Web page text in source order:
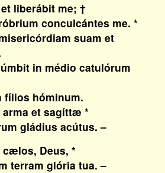
liberábit me; †
conculcántes me. *
suam et
in médio catulórum
hóminum.
et sagíttæ *
gládius acútus. –
Deus, *
terram glória tua. –